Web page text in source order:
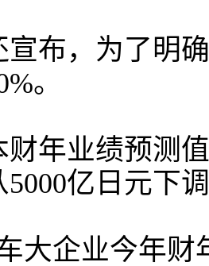
宣布，为了明
。
财年业绩预测
亿日元下
大企业今年